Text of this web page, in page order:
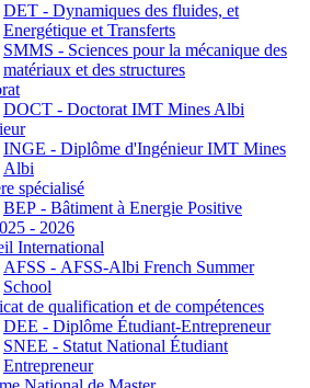
DET - Dynamiques des fluides, et
Energétique et Transferts
SMMS - Sciences pour la mécanique des
matériaux et des structures
DOCT - Doctorat IMT Mines Albi
INGE - Diplôme d'Ingénieur IMT Mines
Albi
spécialisé
BEP - Bâtiment à Energie Positive
- 2026
International
AFSS - AFSS-Albi French Summer
School
de qualification et de compétences
DEE - Diplôme Étudiant-Entrepreneur
SNEE - Statut National Étudiant
Entrepreneur